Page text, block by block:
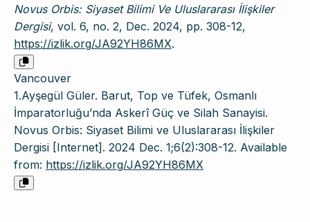
Novus Orbis: Siyaset Bilimi Ve Uluslararası İlişkiler
Dergisi, vol. 6, no. 2, Dec. 2024, pp. 308-12,
https://izlik.org/JA92YH86MX.
Vancouver
1.Ayşegül Güler. Barut, Top ve Tüfek, Osmanlı
İmparatorluğu’nda Askerî Güç ve Silah Sanayisi.
Novus Orbis: Siyaset Bilimi ve Uluslararası İlişkiler
Dergisi [Internet]. 2024 Dec. 1;6(2):308-12. Available
from: https://izlik.org/JA92YH86MX